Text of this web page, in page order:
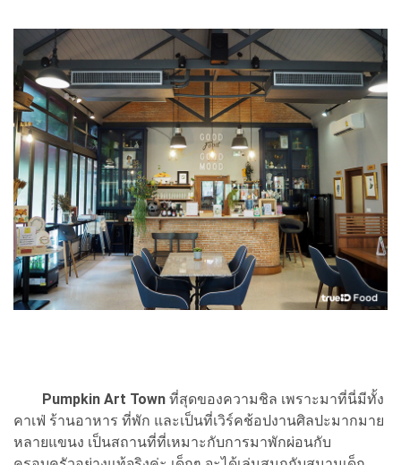
Pumpkin Art Town ที่สุดของความชิล เพราะมาที่นี่มีทั้ง
คาเฟ่ ร้านอาหาร ที่พัก และเป็นที่เวิร์คช้อปงานศิลปะมากมาย
หลายแขนง เป็นสถานที่ที่เหมาะกับการมาพักผ่อนกับ